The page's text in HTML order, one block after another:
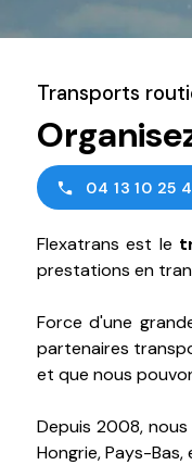
Transports
04 13 10 25
Flexatrans est le
prestations en
Force d'une
partenaires
et que nous
Depuis 2008,
Hongrie, Pays-